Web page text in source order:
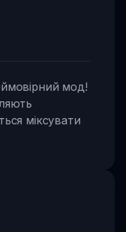
мод!
міксувати